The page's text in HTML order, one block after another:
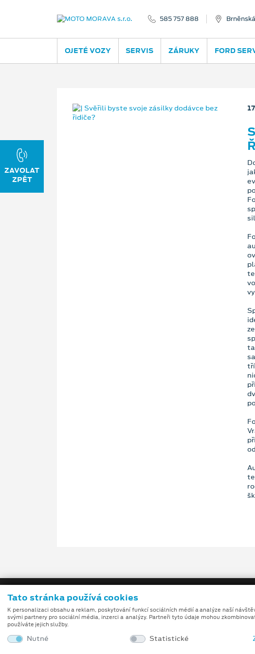
585 757 888
OJETÉ VOZY SERVIS ZÁRUKY FORD
Obchodní podmínky
Tato stránka používá cookies
K personalizaci obsahu a reklam, poskytování funkcí sociálních médií a analýze naší
svými partnery pro sociální média, inzerci a analýzy. Partneři tyto údaje mohou
používáte jejich služby.
Nutné Statistické